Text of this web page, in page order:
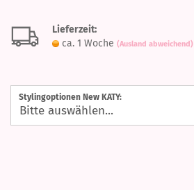
Lieferzeit:
ca. 1 Woche (Ausland abweichend)
Stylingoptionen New KATY: